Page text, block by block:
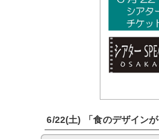
6/22(土) 「食のデザイン